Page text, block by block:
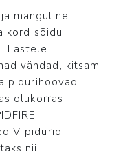
mänguline
kord sõidu
Lastele
vändad, kitsam
pidurihoovad
olukorras
V-pidurid
nii